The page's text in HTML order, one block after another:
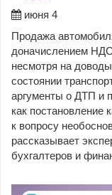
июня 4
Продажа
доначислением
несмотря на
состоянии
аргументы о ДТП и
как постановление
к вопросу
рассказывает
бухгалтеров и